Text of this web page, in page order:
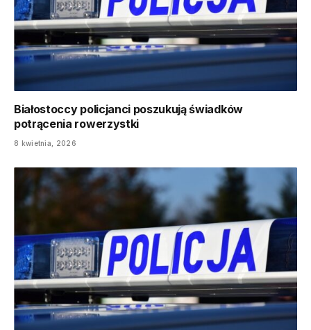
Białostoccy policjanci poszukują świadków
potrącenia rowerzystki
8 kwietnia, 2026